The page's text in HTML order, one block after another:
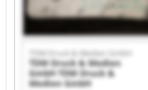
TDM Druck & Medien GmbH
TDM Druck & Medien
GmbH TDM Druck &
Medien GmbH